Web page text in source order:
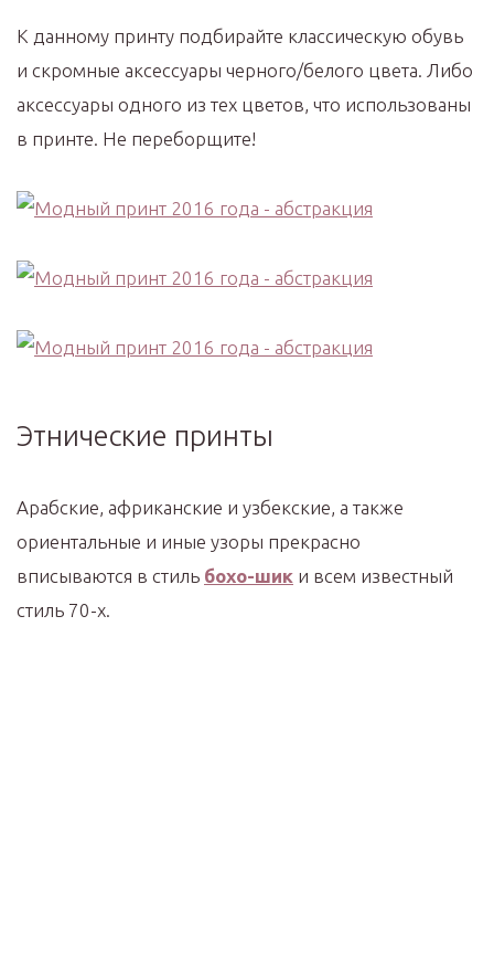
К данному принту подбирайте классическую обувь
и скромные аксессуары черного/белого цвета. Либо
аксессуары одного из тех цветов, что использованы
в принте. Не переборщите!
Этнические принты
Арабские, африканские и узбекские, а также
ориентальные и иные узоры прекрасно
вписываются в стиль бохо-шик и всем известный
стиль 70-х.